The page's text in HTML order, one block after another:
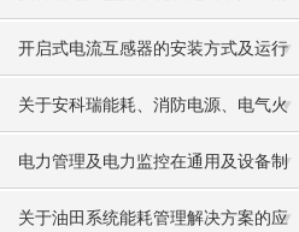
路交通枢纽城市综合体商业中心地块
的应用
开启式电流互感器的安装方式及运行
要点
关于安科瑞能耗、消防电源、电气火
灾系统在苏州智选假日酒店的设计和
应用
电力管理及电力监控在通用及设备制
造行业错峰限电中的应用
关于油田系统能耗管理解决方案的应